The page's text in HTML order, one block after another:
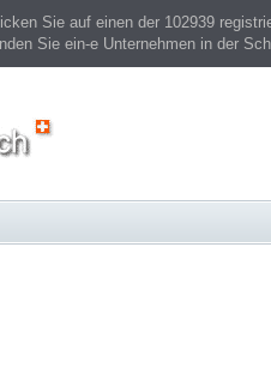
Sie auf einen der 102939
Sie ein-e Unternehmen in der